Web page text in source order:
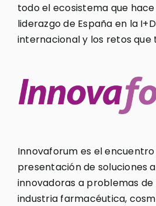
todo el ecosistema que
liderazgo de España en la
internacional y los retos que
Innovaforum es el
presentación de soluciones
innovadoras a problemas
industria farmacéutica,